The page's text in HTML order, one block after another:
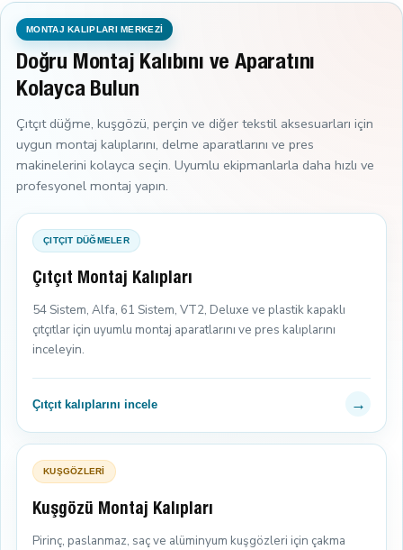
MONTAJ KALIPLARI MERKEZİ
Doğru Montaj Kalıbını ve Aparatını
Kolayca Bulun
Çıtçıt düğme, kuşgözü, perçin ve diğer tekstil aksesuarları için
uygun montaj kalıplarını, delme aparatlarını ve pres
makinelerini kolayca seçin. Uyumlu ekipmanlarla daha hızlı ve
profesyonel montaj yapın.
ÇITÇIT DÜĞMELER
Çıtçıt Montaj Kalıpları
54 Sistem, Alfa, 61 Sistem, VT2, Deluxe ve plastik kapaklı
çıtçıtlar için uyumlu montaj aparatlarını ve pres kalıplarını
inceleyin.
Çıtçıt kalıplarını incele →
KUŞGÖZLERİ
Kuşgözü Montaj Kalıpları
Pirinç, paslanmaz, saç ve alüminyum kuşgözleri için çakma